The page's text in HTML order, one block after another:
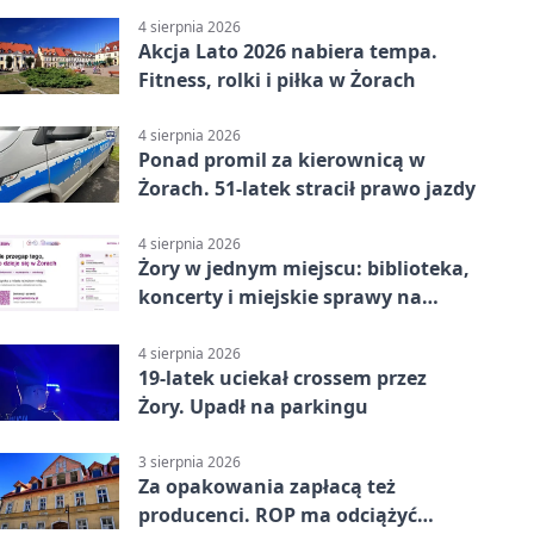
4 sierpnia 2026
Akcja Lato 2026 nabiera tempa.
Fitness, rolki i piłka w Żorach
4 sierpnia 2026
Ponad promil za kierownicą w
Żorach. 51-latek stracił prawo jazdy
4 sierpnia 2026
Żory w jednym miejscu: biblioteka,
koncerty i miejskie sprawy na
4 sierpnia 2026
19-latek uciekał crossem przez
Żory. Upadł na parkingu
3 sierpnia 2026
Za opakowania zapłacą też
producenci. ROP ma odciążyć